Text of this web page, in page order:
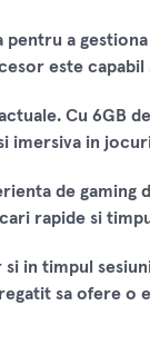
a
este capabil
Cu 6GB
imersiva in
de gaming
rapide si
in timpul
sa ofere o